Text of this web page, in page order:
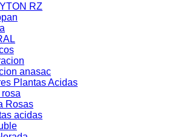
RZ
anasac
Plantas Acidas
Rosas
acidas